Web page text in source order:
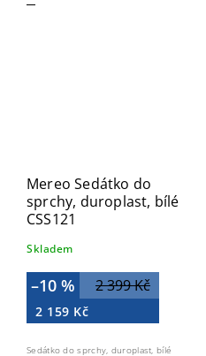
Mereo Sedátko do
sprchy, duroplast, bílé
CSS121
Skladem
2 399 Kč
–10 %
2 159 Kč
Sedátko do sprchy, duroplast, bílé